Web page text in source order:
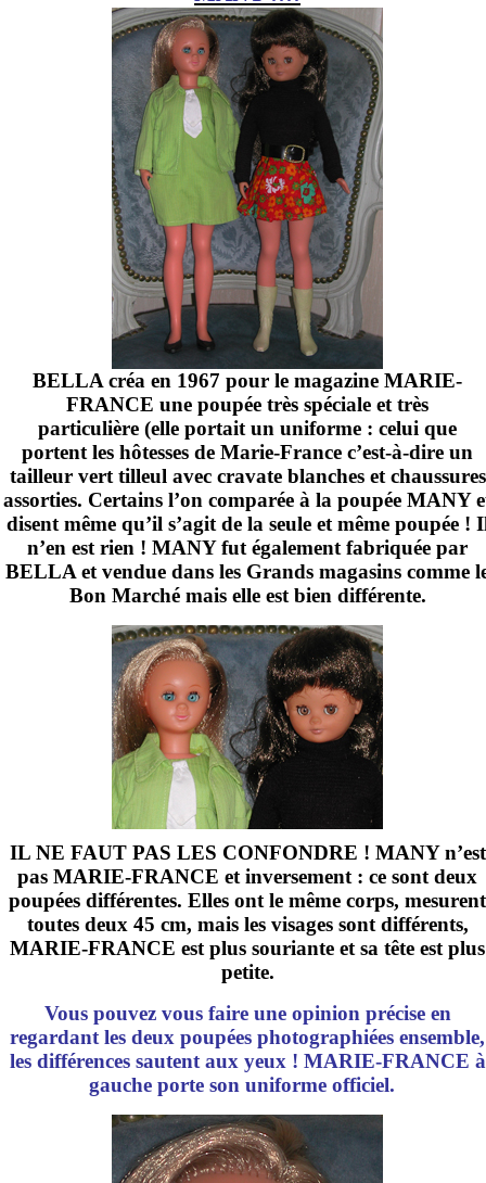
BELLA créa en 1967 pour le magazine MARIE-
FRANCE une poupée très spéciale et très
particulière (elle portait un uniforme : celui que
portent les hôtesses de Marie-France c’est-à-dire un
tailleur vert tilleul avec cravate blanches et chaussures
assorties. Certains l’on comparée à la poupée MANY
disent même qu’il s’agit de la seule et même poupée !
n’en est rien ! MANY fut également fabriquée par
BELLA et vendue dans les Grands magasins comme
Bon Marché mais elle est bien différente.
IL NE FAUT PAS LES CONFONDRE ! MANY n’est
pas MARIE-FRANCE et inversement : ce sont deux
poupées différentes. Elles ont le même corps, mesurent
toutes deux 45 cm, mais les visages sont différents,
MARIE-FRANCE est plus souriante et sa tête est plus
petite.
Vous pouvez vous faire une opinion précise en
regardant les deux poupées photographiées ensemble,
les différences sautent aux yeux ! MARIE-FRANCE à
gauche porte son uniforme officiel.